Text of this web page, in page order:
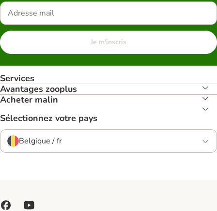
Je m'inscris
Services
Avantages zooplus
Acheter malin
Sélectionnez votre pays
Belgique / fr